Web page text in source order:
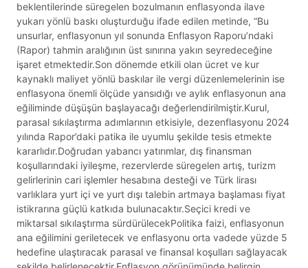
beklentilerinde süregelen bozulmanın enflasyonda ilave
yukarı yönlü baskı oluşturduğu ifade edilen metinde, “Bu
unsurlar, enflasyonun yıl sonunda Enflasyon Raporu’ndaki
(Rapor) tahmin aralığının üst sınırına yakın seyredeceğine
işaret etmektedir.Son dönemde etkili olan ücret ve kur
kaynaklı maliyet yönlü baskılar ile vergi düzenlemelerinin ise
enflasyona önemli ölçüde yansıdığı ve aylık enflasyonun ana
eğiliminde düşüşün başlayacağı değerlendirilmiştir.Kurul,
parasal sıkılaştırma adımlarının etkisiyle, dezenflasyonu 2024
yılında Rapor’daki patika ile uyumlu şekilde tesis etmekte
kararlıdır.Doğrudan yabancı yatırımlar, dış finansman
koşullarındaki iyileşme, rezervlerde süregelen artış, turizm
gelirlerinin cari işlemler hesabına desteği ve Türk lirası
varlıklara yurt içi ve yurt dışı talebin artmaya başlaması fiyat
istikrarına güçlü katkıda bulunacaktır.Seçici kredi ve
miktarsal sıkılaştırma sürdürülecekPolitika faizi, enflasyonun
ana eğilimini geriletecek ve enflasyonu orta vadede yüzde 5
hedefine ulaştıracak parasal ve finansal koşulları sağlayacak